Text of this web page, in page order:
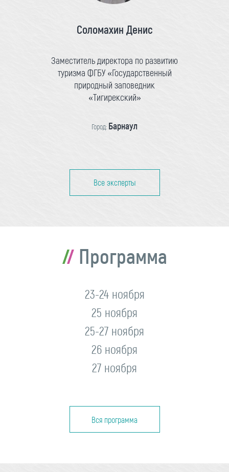
Соломахин Денис
Заместитель директора по развитию
туризма ФГБУ «Государственный
природный заповедник
«Тигирекский»
Город: Барнаул
Все эксперты
Программа
23-24 ноября
25 ноября
25-27 ноября
26 ноября
27 ноября
Вся программа